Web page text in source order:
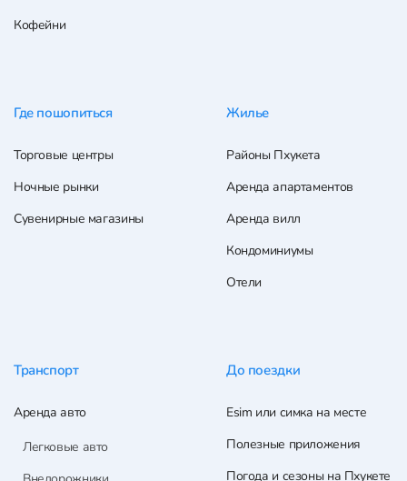
Кофейни
Где пошопиться
Торговые центры
Ночные рынки
Сувенирные магазины
Жилье
Районы Пхукета
Аренда апартаментов
Аренда вилл
Кондоминиумы
Отели
Транспорт
Аренда авто
Легковые авто
До поездки
Esim или симка на месте
Полезные приложения
Погода и сезоны на Пхукете